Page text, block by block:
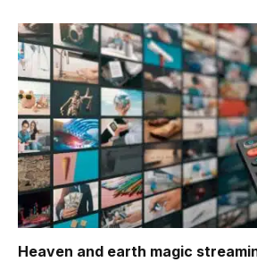
Heaven and earth magic